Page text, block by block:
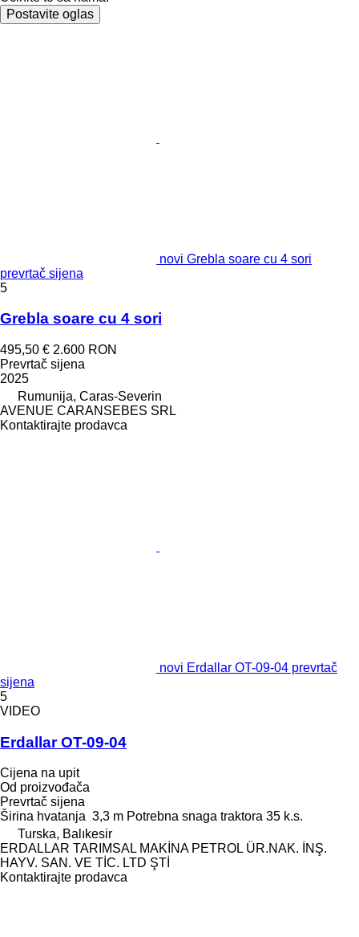
Postavite oglas
novi Grebla soare cu 4 sori
prevrtač sijena
5
Grebla soare cu 4 sori
495,50 € 2.600 RON
Prevrtač sijena
2025
Rumunija, Caras-Severin
AVENUE CARANSEBES SRL
Kontaktirajte prodavca
novi Erdallar OT-09-04 prevrtač
sijena
5
VIDEO
Erdallar OT-09-04
Cijena na upit
Od proizvođača
Prevrtač sijena
Širina hvatanja 3,3 m Potrebna snaga traktora 35 k.s.
Turska, Balıkesir
ERDALLAR TARIMSAL MAKİNA PETROL ÜR.NAK. İNŞ.
HAYV. SAN. VE TİC. LTD ŞTİ
Kontaktirajte prodavca